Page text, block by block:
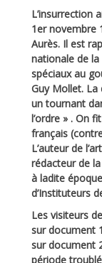
L’insurrection
1er novembre
Aurès. Il est
nationale de
spéciaux au
Guy Mollet. La
un tournant
l’ordre » . On
français
L’auteur de
rédacteur de
à ladite
d’Instituteurs
Les visiteurs
surdocument 1
surdocument
période